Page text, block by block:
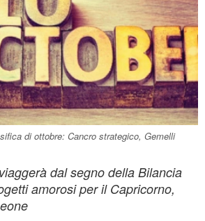
di ottobre: Cancro strategico, Gemelli
dal segno della Bilancia
amorosi per il Capricorno,